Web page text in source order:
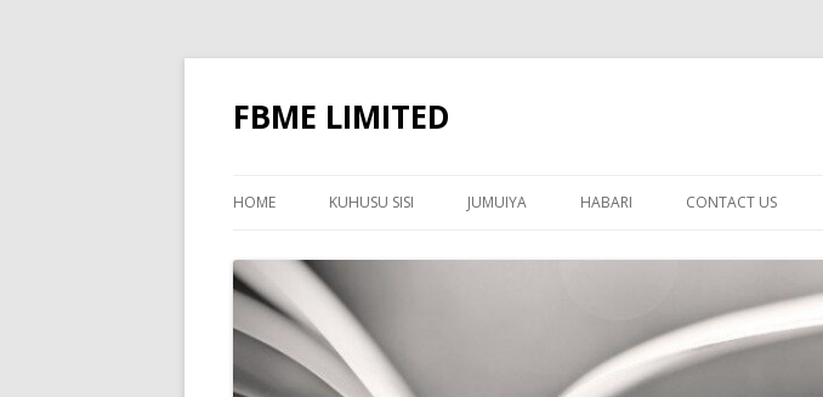
FBME LIMITED
HOME KUHUSU SISI JUMUIYA HABARI CONTACT US